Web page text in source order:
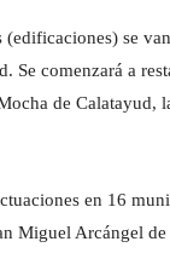
se
Se comenzará a
de Calatayud,
en 16
Miguel Arcángel